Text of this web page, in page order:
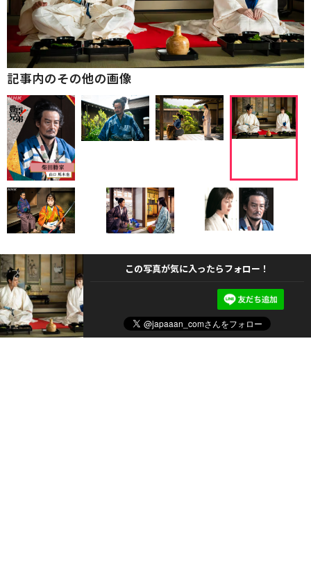
記事内のその他の画像
この写真が気に入ったらフォロー！